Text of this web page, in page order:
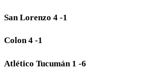
San Lorenzo 4 -1
Colon 4 -1
Atlético Tucumán 1 -6